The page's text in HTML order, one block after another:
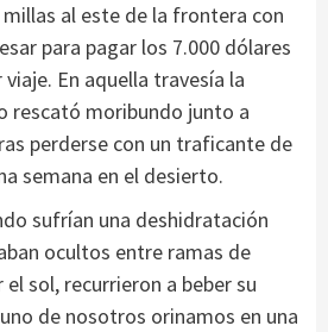
millas al este de la frontera con
para pagar los 7.000 dólares
En aquella travesía la
rescató moribundo junto a
perderse con un traficante de
semana en el desierto.
sufrían una deshidratación
ocultos entre ramas de
sol, recurrieron a beber su
de nosotros orinamos en una